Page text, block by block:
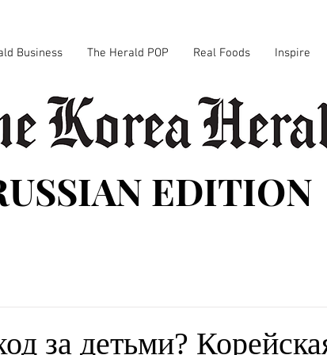
Business The Herald POP Real Foods Inspire
EDITION
за детьми?